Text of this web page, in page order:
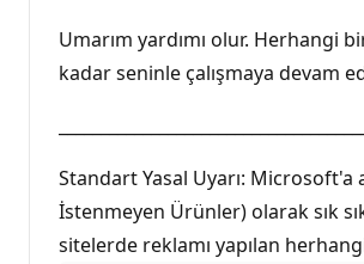
Umarım yardımı olur. Herhangi
kadar seninle çalışmaya devam
Standart Yasal Uyarı:
İstenmeyen Ürünler) olarak sık
sitelerde reklamı yapılan